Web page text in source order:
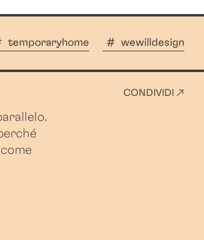
temporaryhome wewilldesign
CONDIVIDI ↗